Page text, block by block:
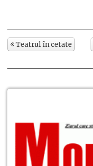
Teatrul în cetate